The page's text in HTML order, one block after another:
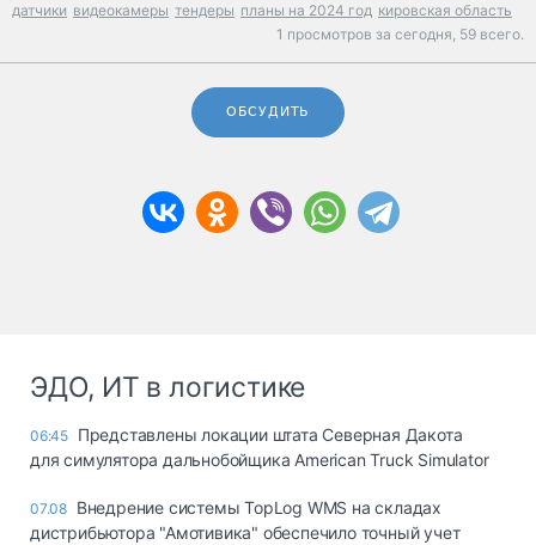
датчики видеокамеры тендеры планы на 2024 год кировская область
1 просмотров за сегодня, 59 всего.
ОБСУДИТЬ
ЭДО, ИТ в логистике
06:45 Представлены локации штата Северная Дакота
для симулятора дальнобойщика American Truck Simulator
07.08 Внедрение системы TopLog WMS на складах
дистрибьютора "Амотивика" обеспечило точный учет